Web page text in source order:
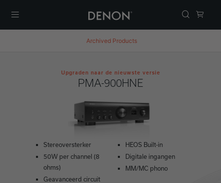
Archived Products
Upgraden naar de nieuwste versie
PMA-900HNE
Stereoversterker
50W per channel (8
ohms)
Geavanceerd circuit
HEOS Built-in
Digitale ingangen
MM/MC phono